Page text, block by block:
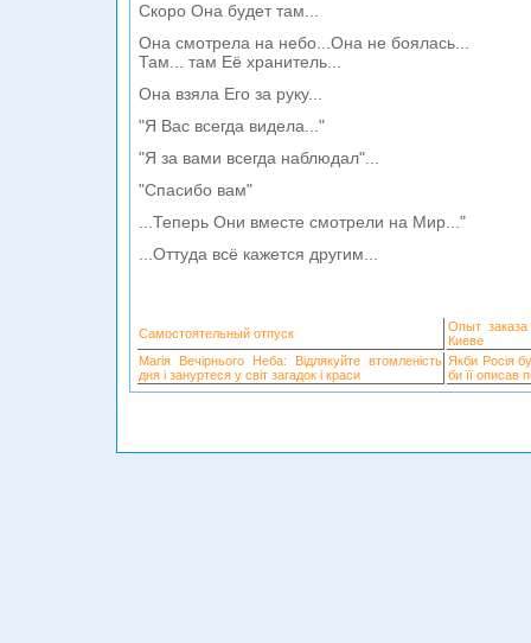
Скоро Она будет там...
Она смотрела на небо...Она не боялась...
Там... там Её хранитель...
Она взяла Его за руку...
"Я Вас всегда видела..."
"Я за вами всегда наблюдал"...
"Спасибо вам"
...Теперь Они вместе смотрели на Мир..."
...Оттуда всё кажется другим...
Самостоятельный отпуск
Опыт
Киеве
Магія Вечірнього Неба: Відлякуйте втомленість
дня і зануртеся у світ загадок і краси
Якби Росія
би її описав